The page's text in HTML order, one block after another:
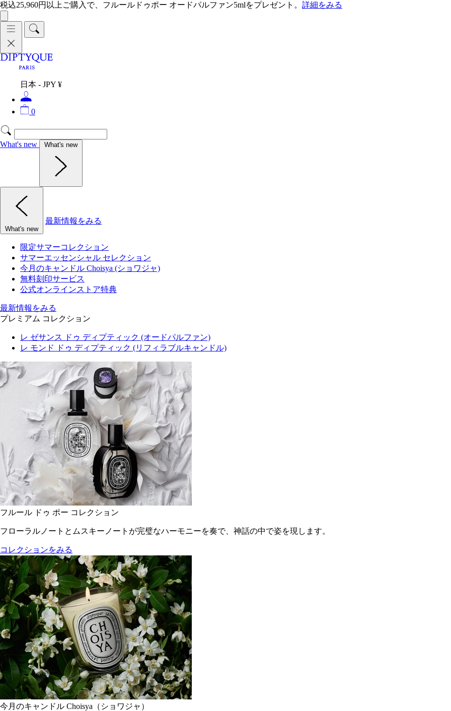
税込25,960円以上ご購入で、フルールドゥポー オードパルファン5mlをプレゼント。 詳細をみる
日本 - JPY ¥
0
What's new What's new
What's new
最新情報をみる
限定サマーコレクション
サマーエッセンシャル セレクション
今月のキャンドル Choisya (ショワジャ)
無料刻印サービス
公式オンラインストア特典
最新情報をみる
プレミアム コレクション
レ ゼサンス ドゥ ディプティック (オードパルファン)
レ モンド ドゥ ディプティック (リフィラブルキャンドル)
フルール ドゥ ポー コレクション
フローラルノートとムスキーノートが完璧なハーモニーを奏で、神話の中で姿を現します。
コレクションをみる
今月のキャンドル Choisya（ショワジャ）